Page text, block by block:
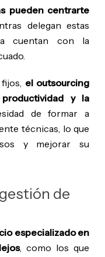
pueden centrarte
delegan estas
cuentan con la
el outsourcing
y la
de formar a
técnicas, lo que
y mejorar su
de
especializado en
, como los que